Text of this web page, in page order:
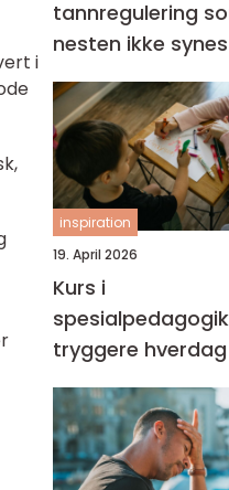
i
tannregulering
nesten ikke synes
inspiration
19. April 2026
Kurs i
tryggere
barn med ekstra